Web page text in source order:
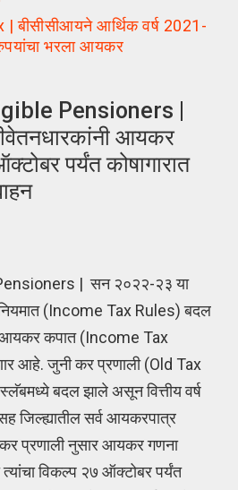
बीसीसीआयने आर्थिक वर्ष 2021-
भरला आयकर
Pensioners |
आयकर
पर्यंत कोषागारात
| सन २०२२-२३ या
(Income Tax Rules) बदल
आयकर कपात (Income Tax
आहे. जुनी कर प्रणाली (Old Tax
बदल झाले असून वित्तीय वर्ष
जिल्ह्यातील सर्व आयकरपात्र
कर प्रणाली नुसार आयकर गणना
विकल्प २७ ऑक्टोबर पर्यंत